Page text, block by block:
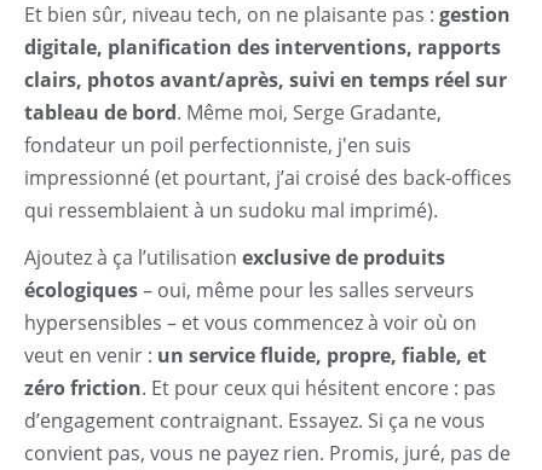
Et bien sûr, niveau tech, on ne plaisante pas : gestion
digitale, planification des interventions, rapports
clairs, photos avant/après, suivi en temps réel sur
tableau de bord. Même moi, Serge Gradante,
fondateur un poil perfectionniste, j'en suis
impressionné (et pourtant, j’ai croisé des back-offices
qui ressemblaient à un sudoku mal imprimé).
Ajoutez à ça l’utilisation exclusive de produits
écologiques– oui, même pour les salles serveurs
hypersensibles – et vous commencez à voir où on
veut en venir : un service fluide, propre, fiable, et
zéro friction. Et pour ceux qui hésitent encore : pas
d’engagement contraignant. Essayez. Si ça ne vous
convient pas, vous ne payez rien. Promis, juré, pas de